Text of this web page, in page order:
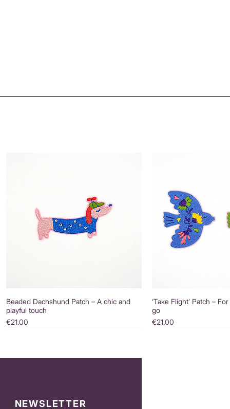
Beaded Dachshund Patch – A chic and
playful touch
Price
€21.00
‘Take Flight’ Patch –
go
Price
€21.00
NEWSLETTER